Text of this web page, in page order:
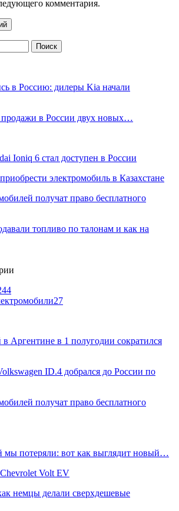
комментария.
в Россию: дилеры Kia начали
продажи в России двух новых…
Ioniq 6 стал доступен в России
электромобиль в Казахстане
получат право бесплатного
топливо по талонам и как на
27
Аргентине в 1 полугодии сократился
ID.4 добрался до России по
получат право бесплатного
мы потеряли: вот как выглядит новый…
Volt EV
немцы делали сверхдешевые